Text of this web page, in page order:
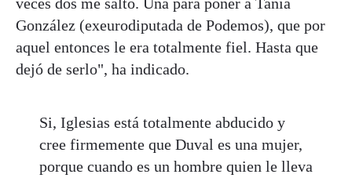
González (exeurodiputada de Podemos), que por
aquel entonces le era totalmente fiel. Hasta que
dejó de serlo", ha indicado.
Si, Iglesias está totalmente abducido y
cree firmemente que Duval es una mujer,
porque cuando es un hombre quien le lleva